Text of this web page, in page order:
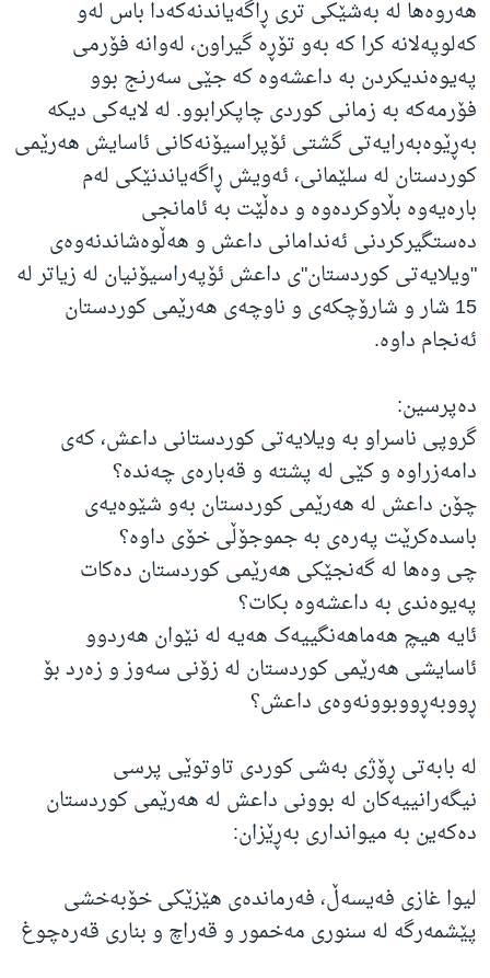
هەروەها لە بەشێکی تری ڕاگەیاندنەکەدا باس لەو
کەلوپەلانە کرا کە بەو تۆڕە گیراون، لەوانە فۆرمی
پەیوەندیکردن بە داعشەوە کە جێی سەرنج بوو
فۆرمەکە بە زمانی کوردی چاپکرابوو. لە لایەکی دیکە
بەڕێوەبەرایەتی گشتی ئۆپراسیۆنەكانی ئاسایش هەرێمی
کوردستان لە سلێمانی، ئەویش ڕاگەیاندنێکی لەم
بارەیەوە بڵاوکردەوە و دەڵێت بە ئامانجی
دەستگیرکردنی ئەندامانی داعش و هەڵوەشاندنەوەی
"ویلایەتی کوردستان"ی داعش ئۆپەراسیۆنیان لە زیاتر لە
15 شار و شارۆچکەی و ناوچەی هەرێمی کوردستان
ئەنجام داوە.
دەپرسین:
گروپی ناسراو بە ویلایەتی کوردستانی داعش، کەی
دامەزراوە و کێی لە پشتە و قەبارەی چەندە؟
چۆن داعش لە هەرێمی کوردستان بەو شێوەیەی
باسدەکرێت پەرەی بە جموجۆڵی خۆی داوە؟
چی وەها لە گەنجێکی هەرێمی کوردستان دەکات
پەیوەندی بە داعشەوە بکات؟
ئایە هیچ هەماهەنگییەک هەیە لە نێوان هەردوو
ئاسایشی هەرێمی کوردستان لە زۆنی سەوز و زەرد بۆ
ڕووبەڕووبوونەوەی داعش؟
لە بابەتی ڕۆژی بەشی کوردی تاوتوێی پرسی
نیگەرانییەکان لە بوونی داعش لە هەرێمی کوردستان
دەکەین بە میوانداری بەڕێزان:
لیوا غازی فەیسەڵ، فەرماندەی هێزێکی خۆبەخشی
پێشمەرگە لە سنوری مەخمور و قەراچ و بناری قەرەچوغ